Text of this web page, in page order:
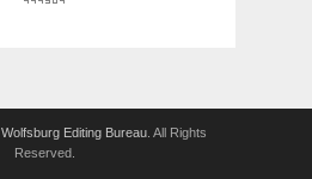
Wolfsburg Editing Bureau. All Rights
Reserved.